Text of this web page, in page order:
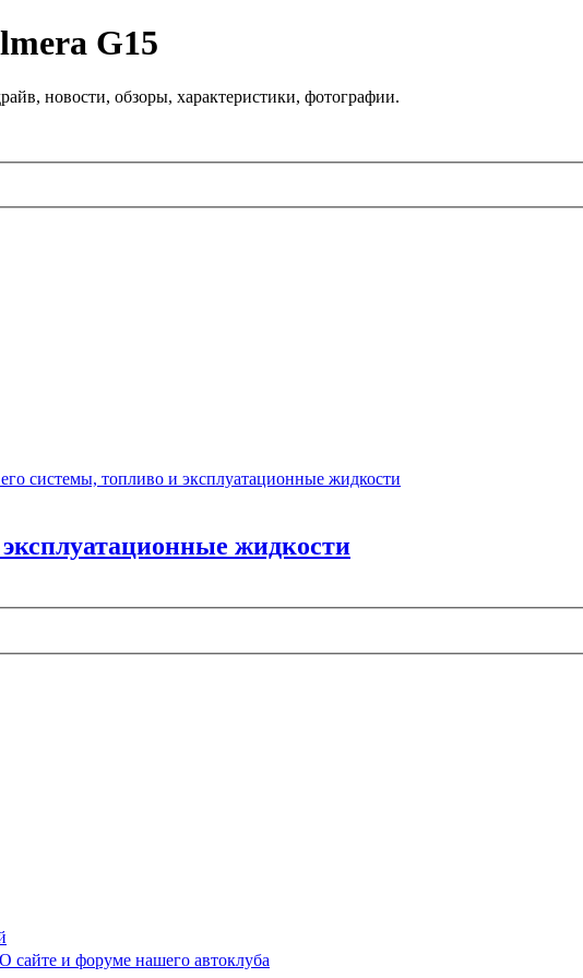
G15
новости, обзоры, характеристики, фотографии.
системы, топливо и эксплуатационные жидкости
жидкости
О сайте и форуме нашего автоклуба